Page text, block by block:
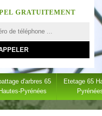
GRATUITEMENT
d'arbres 65
Hautes-Pyrénées
Etetage 65